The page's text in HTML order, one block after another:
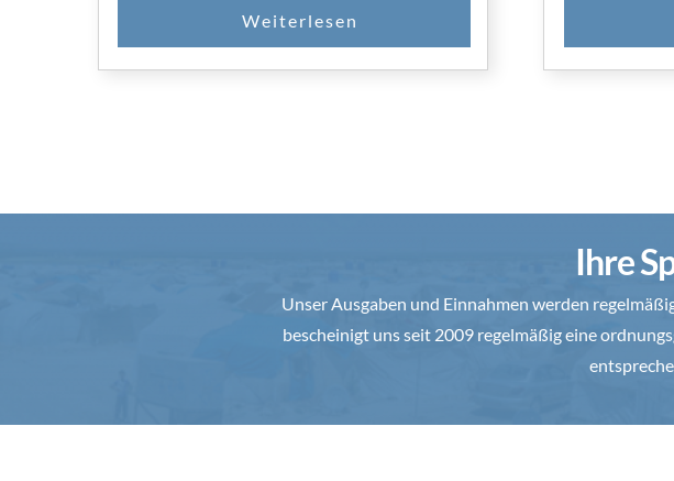
Ihre
Unser Ausgaben und Einnahmen werden
bescheinigt uns seit 2009 regelmäßig eine